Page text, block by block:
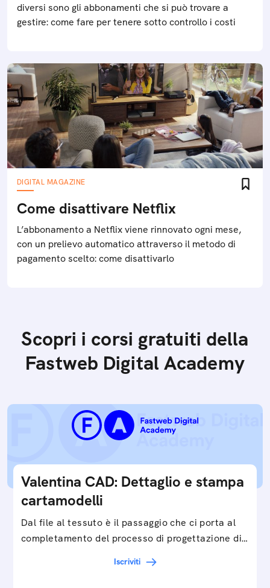
diversi sono gli abbonamenti che si può trovare a
gestire: come fare per tenere sotto controllo i costi
DIGITAL MAGAZINE
Come disattivare Netflix
L’abbonamento a Netflix viene rinnovato ogni mese,
con un prelievo automatico attraverso il metodo di
pagamento scelto: come disattivarlo
Scopri i corsi gratuiti della
Fastweb Digital Academy
Valentina CAD: Dettaglio e stampa
cartamodelli
Dal file al tessuto è il passaggio che ci porta al
completamento del processo di progettazione di
Iscriviti